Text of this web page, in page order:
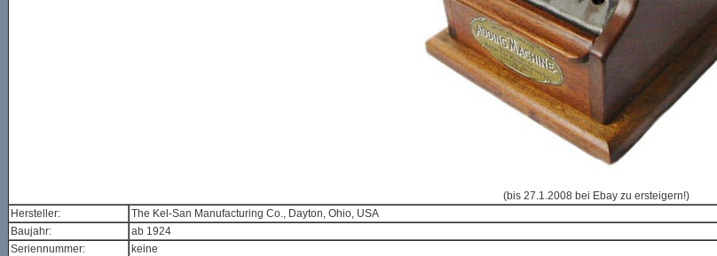
(bis 27.1.2008 bei Ebay zu ersteigern!)
Hersteller:
The Kel-San Manufacturing Co., Dayton, Ohio, USA
Baujahr:
ab 1924
Seriennummer:
keine